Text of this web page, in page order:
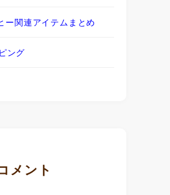
ー関連アイテムまとめ
ング
メント